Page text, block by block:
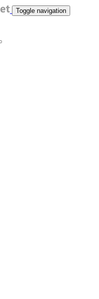
Toggle navigation